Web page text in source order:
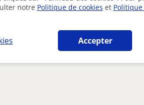
notre Politique de cookies et Politique
Accepter
susceptibles de vous